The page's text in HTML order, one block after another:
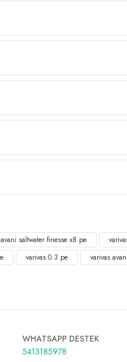
saltwater finesse x8 pe
varivas 0.3 pe varivas
WHATSAPP DESTEK
5413185978